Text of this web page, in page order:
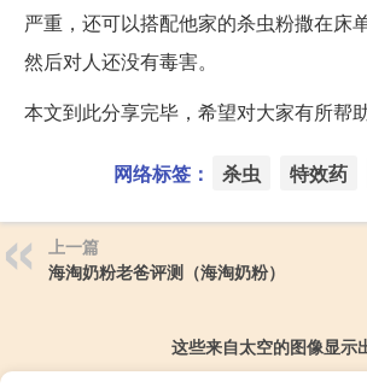
严重，还可以搭配他家的杀虫粉撒在床
然后对人还没有毒害。
本文到此分享完毕，希望对大家有所帮助
网络标签： 杀虫 特效药
上一篇
海淘奶粉老爸评测（海淘奶粉）
这些来自太空的图像显示